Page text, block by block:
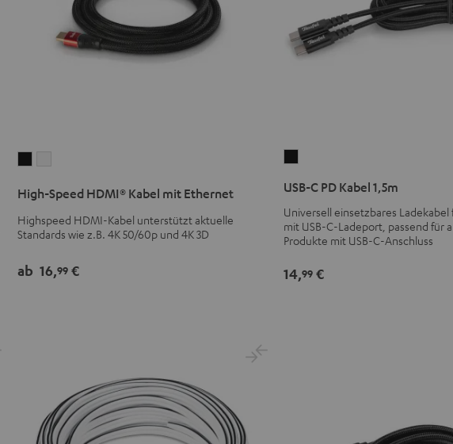
HDMI®
Kabel
mit
Schwarz
HDMI®
Kabel
mit
Weiß
High-Speed HDMI® Kabel mit Ethernet
Highspeed HDMI-Kabel unterstützt aktuelle
Standards wie z.B. 4K 50/60p und 4K 3D
ab 16,99 €
PD
Kabel
1,5m
USB-C PD Kabel 1,5m
Universell einsetzbares Ladekabel
mit USB-C-Ladeport, passend für
Produkte mit USB-C-Anschluss
14,99 €